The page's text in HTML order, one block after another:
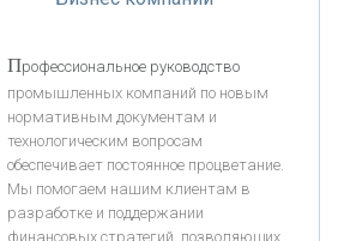
«РОСЕВРОБАНК»
«ПРЕСС-СЛУЖБА ВТБ24»
«АВТОГРАДБАНК»
«Интервью»
Профессиональное руководство
промышленных компаний по новым
нормативным документам и
технологическим вопросам
обеспечивает постоянное процветание.
Мы помогаем нашим клиентам в
разработке и поддержании
финансовых стратегий, позволяющих